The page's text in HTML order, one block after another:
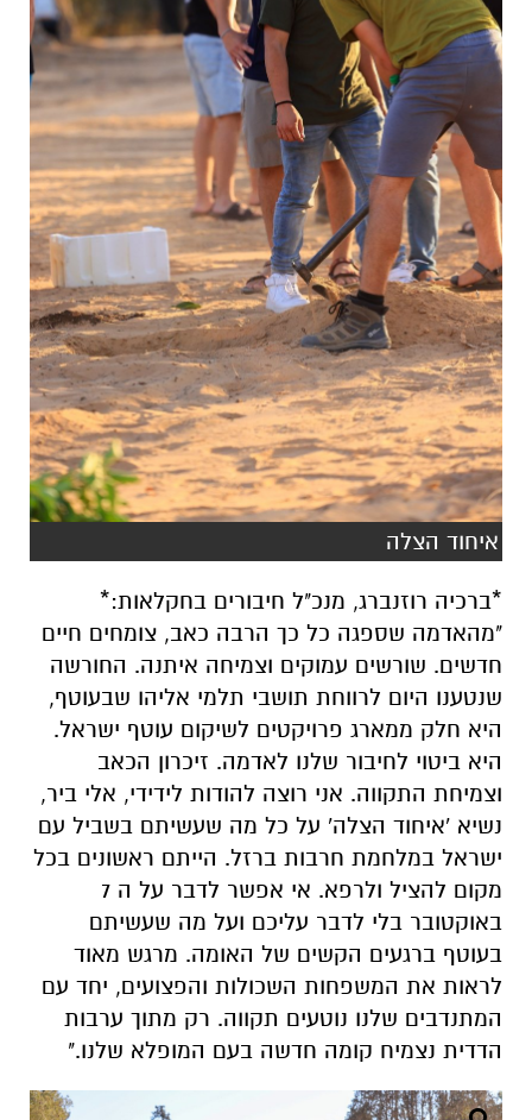
איחוד הצלה
*ברכיה רוזנברג, מנכ"ל חיבורים בחקלאות:*
"מהאדמה שספגה כל כך הרבה כאב, צומחים חיים
חדשים. שורשים עמוקים וצמיחה איתנה. החורשה
שנטענו היום לרווחת תושבי תלמי אליהו שבעוטף,
היא חלק ממארג פרויקטים לשיקום עוטף ישראל.
היא ביטוי לחיבור שלנו לאדמה. זיכרון הכאב
וצמיחת התקווה. אני רוצה להודות לידידי, אלי ביר,
נשיא 'איחוד הצלה' על כל מה שעשיתם בשביל עם
ישראל במלחמת חרבות ברזל. הייתם ראשונים בכל
מקום להציל ולרפא. אי אפשר לדבר על ה 7
באוקטובר בלי לדבר עליכם ועל מה שעשיתם
בעוטף ברגעים הקשים של האומה. מרגש מאוד
לראות את המשפחות השכולות והפצועים, יחד עם
המתנדבים שלנו נוטעים תקווה. רק מתוך ערבות
הדדית נצמיח קומה חדשה בעם המופלא שלנו."